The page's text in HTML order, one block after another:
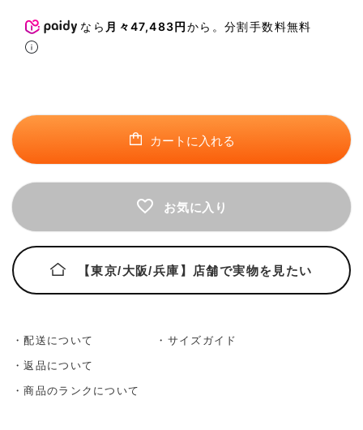
検索する リセット
なら 月々47,483円から。分割手数料無料
お気に入り
カートに入れる
【東京/大阪/兵庫】店舗で実物を見たい
・配送について
・返品について
・商品のランクについて
・サイズガイド